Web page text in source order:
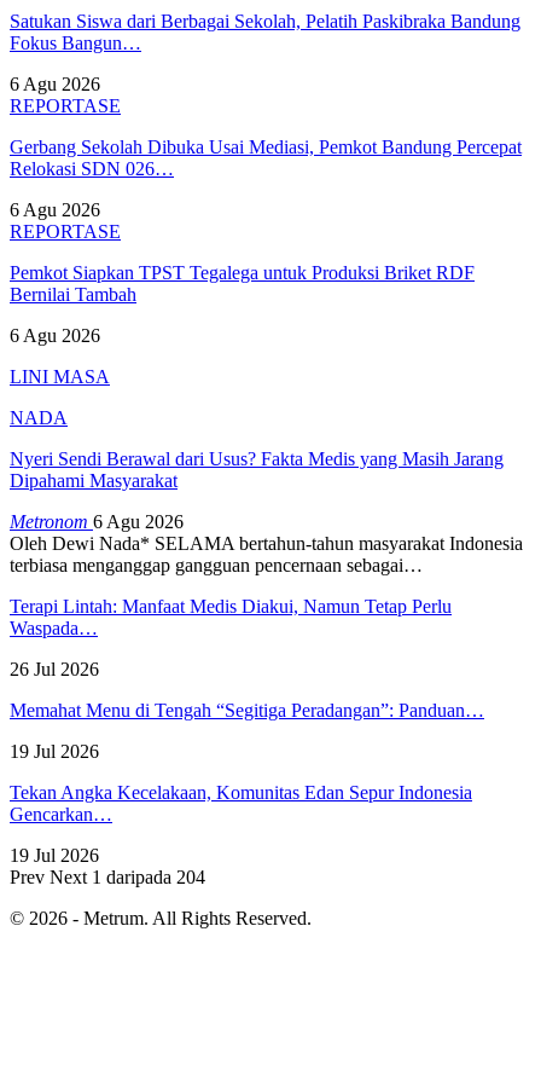
Satukan Siswa dari Berbagai Sekolah, Pelatih Paskibraka Bandung
Fokus Bangun…
6 Agu 2026
REPORTASE
Gerbang Sekolah Dibuka Usai Mediasi, Pemkot Bandung Percepat
Relokasi SDN 026…
6 Agu 2026
REPORTASE
Pemkot Siapkan TPST Tegalega untuk Produksi Briket RDF
Bernilai Tambah
6 Agu 2026
LINI MASA
NADA
Nyeri Sendi Berawal dari Usus? Fakta Medis yang Masih Jarang
Dipahami Masyarakat
Metronom 6 Agu 2026
Oleh Dewi Nada* SELAMA bertahun-tahun masyarakat Indonesia
terbiasa menganggap gangguan pencernaan sebagai…
Terapi Lintah: Manfaat Medis Diakui, Namun Tetap Perlu
Waspada…
26 Jul 2026
Memahat Menu di Tengah “Segitiga Peradangan”: Panduan…
19 Jul 2026
Tekan Angka Kecelakaan, Komunitas Edan Sepur Indonesia
Gencarkan…
19 Jul 2026
Prev Next 1 daripada 204
© 2026 - Metrum. All Rights Reserved.